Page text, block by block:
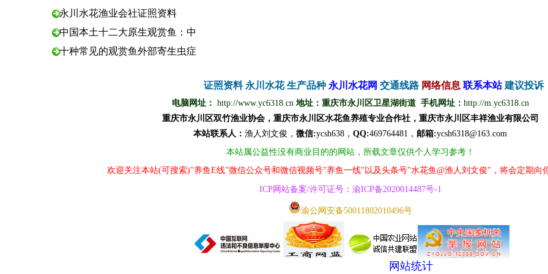
永川水花渔业会社证照资料
中国本土十二大原生观赏鱼：中
十种常见的观赏鱼外部寄生虫症
电脑网址： http://www.yc6318.cn 地址：重庆市永川区卫星湖街道 手机网址： http://m.yc6318.cn
重庆市永川区双竹渔业协会，重庆市永川区水花鱼养殖专业合作社，重庆市永川区丰祥渔业有限公司
本站联系人 ： 渔 人刘 文俊 ， 微信:ycsh638， QQ:469764481， 邮箱:ycsh6318@163.com
本站属公益性没有商业目的的网站，所载文章仅供个人学习参考！
欢迎关注本站(可搜索)"养鱼E线"微信公众号和微信视频号"养鱼一线"以及头条号"水花鱼@渔人刘文俊"，将会定期向
ICP网 站备案/许可证号： 渝ICP备2020014487号-1
渝公网安备50011802010496号
证照资料 永川水花 生产品种 永 川 水花网 交通线路 网络信息 联系本站 建议投诉
网站统计